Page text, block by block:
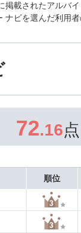
載されたアルバ
ビを選んだ利用者
72.16点
順位